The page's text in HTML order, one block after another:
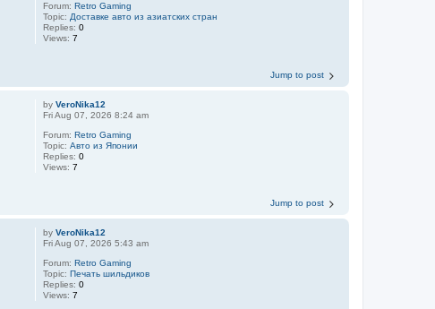
Forum:Retro Gaming
Topic: Доставке авто из азиатских стран
Replies:0
Views:7
Jump to post
byVeroNika12
Fri Aug 07, 2026 8:24 am
Forum:Retro Gaming
Topic:Авто из Японии
Replies:0
Views:7
Jump to post
byVeroNika12
Fri Aug 07, 2026 5:43 am
Forum:Retro Gaming
Topic:Печать шильдиков
Replies:0
Views:7